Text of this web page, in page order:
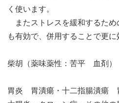
く使います。
またストレスを緩和するため
も有効で、併用することで更に
柴胡（薬味薬性：苦平 血剤）
胃炎 胃潰瘍・十二指腸潰瘍